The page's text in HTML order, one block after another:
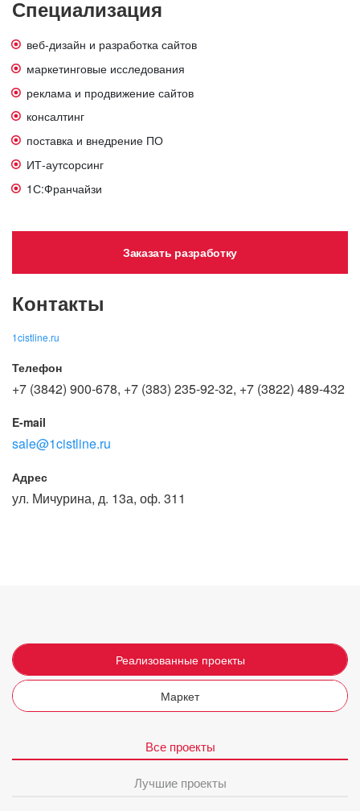
Специализация
веб-дизайн и разработка сайтов
маркетинговые исследования
реклама и продвижение сайтов
консалтинг
поставка и внедрение ПО
ИТ-аутсорсинг
1С:Франчайзи
Заказать разработку
Контакты
1cistline.ru
Телефон
+7 (3842) 900-678, +7 (383) 235-92-32, +7 (3822) 489-432
E-mail
sale@1cistline.ru
Адрес
ул. Мичурина, д. 13а, оф. 311
Реализованные проекты
Маркет
Все проекты
Лучшие проекты